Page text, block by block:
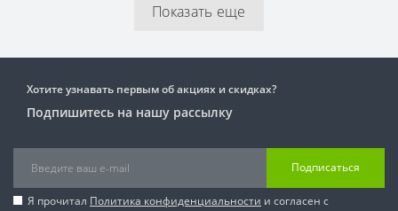
Показать еще
Хотите узнавать первым об акциях и скидках?
Подпишитесь на нашу рассылку
Подписаться
Я прочитал Политика конфиденциальности и согласен с